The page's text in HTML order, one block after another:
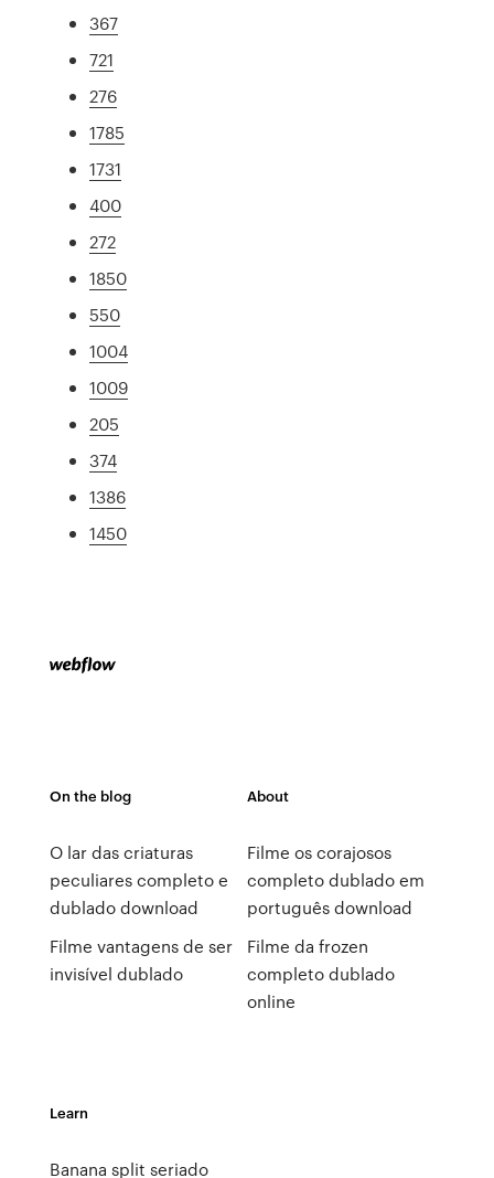
367
721
276
1785
1731
400
272
1850
550
1004
1009
205
374
1386
1450
On the blog
O lar das criaturas
peculiares completo e
dublado download
Filme vantagens de ser
invisível dublado
About
Filme os corajosos
completo dublado em
português download
Filme da frozen
completo dublado
online
Learn
Banana split seriado